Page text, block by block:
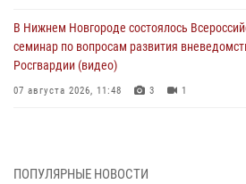
В Нижнем Новгороде состоялось
семинар по вопросам развития
Росгвардии (видео)
07 августа 2026, 11:48 3 1
07 августа 2026, 10:57 5
ПОПУЛЯРНЫЕ НОВОСТИ